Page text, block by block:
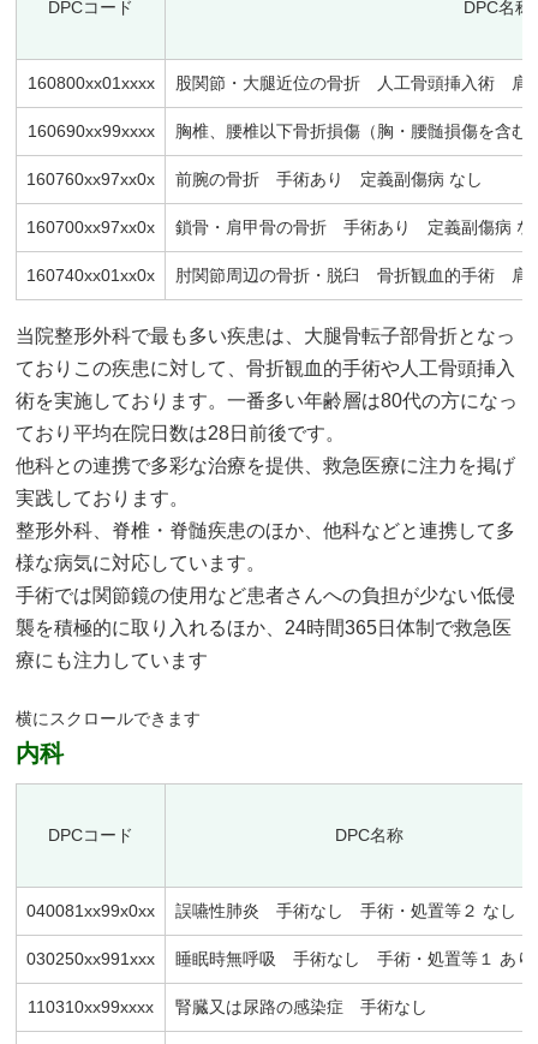
DPCコード DPC名称
160800xx01xxxx 股関節・大腿近位の骨折 人工骨頭挿入術 肩
160690xx99xxxx 胸椎、腰椎以下骨折損傷（胸・腰髄損傷を含
160760xx97xx0x 前腕の骨折 手術あり 定義副傷病 なし
160700xx97xx0x 鎖骨・肩甲骨の骨折 手術あり 定義副傷病 な
160740xx01xx0x 肘関節周辺の骨折・脱臼 骨折観血的手術 肩
当院整形外科で最も多い疾患は、大腿骨転子部骨折となっ
ておりこの疾患に対して、骨折観血的手術や人工骨頭挿入
術を実施しております。一番多い年齢層は80代の方になっ
ており平均在院日数は28日前後です。
他科との連携で多彩な治療を提供、救急医療に注力を掲げ
実践しております。
整形外科、脊椎・脊髄疾患のほか、他科などと連携して多
様な病気に対応しています。
手術では関節鏡の使用など患者さんへの負担が少ない低侵
襲を積極的に取り入れるほか、24時間365日体制で救急医
療にも注力しています
内科
DPCコード DPC名称
040081xx99x0xx 誤嚥性肺炎 手術なし 手術・処置等２ なし
030250xx991xxx 睡眠時無呼吸 手術なし 手術・処置等１ あり
110310xx99xxxx 腎臓又は尿路の感染症 手術なし